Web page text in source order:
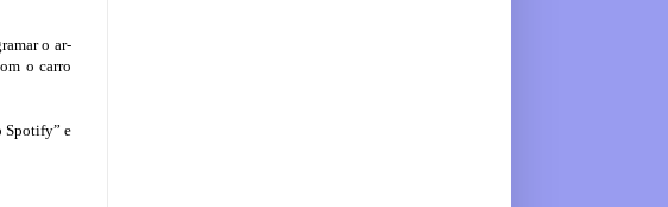
o ar-
o carro
Spotify” e